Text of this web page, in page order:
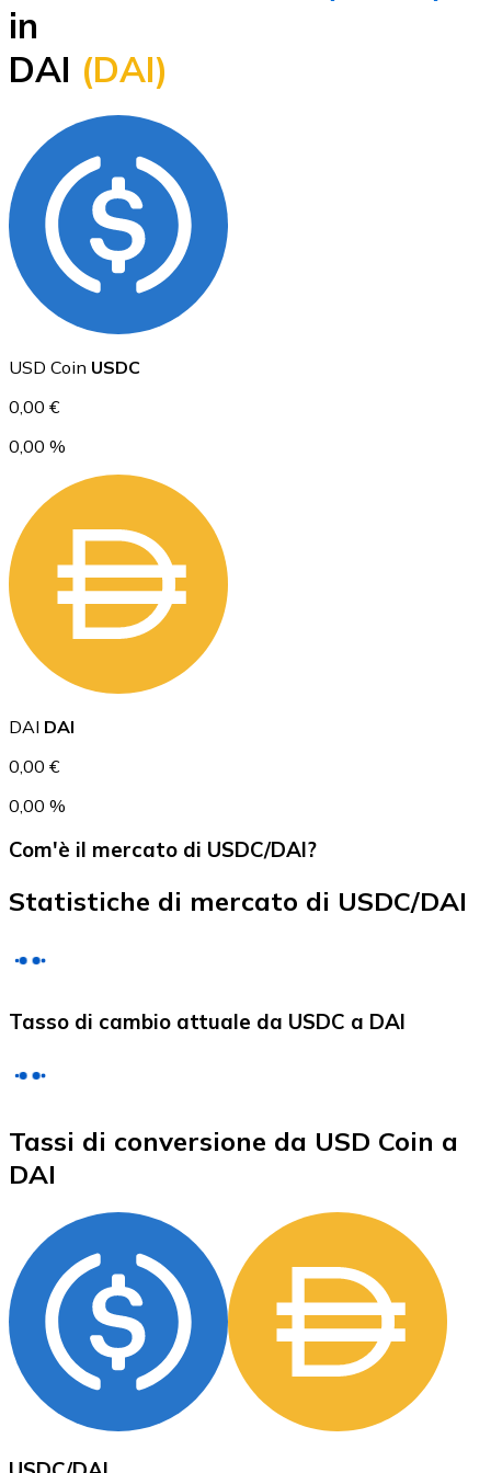
Ethereum
ETH
USD Coin
USDC
XRP
XRP
in
DAI (DAI)
USD Coin USDC
0,00 €
0,00 %
DAI DAI
0,00 €
0,00 %
Com'è il mercato di USDC/DAI?
Statistiche di mercato di USDC/DAI
Tasso di cambio attuale da USDC a DAI
Tassi di conversione da USD Coin a
DAI